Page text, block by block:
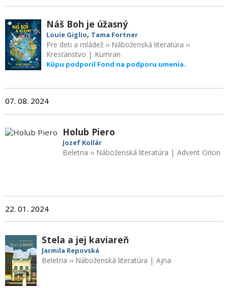
Náš Boh je úžasný
Louie Giglio, Tama Fortner
Pre deti a mládež›› Náboženská literatúra ››
Kresťanstvo | Kumran
Kúpu podporil Fond na podporu umenia.
07. 08. 2024
Holub Piero
Jozef Kollár
Beletria ›› Náboženská literatúra | Advent Orion
22. 01. 2024
Stela a jej kaviareň
Jarmila Repovská
Beletria ›› Náboženská literatúra |Ajna